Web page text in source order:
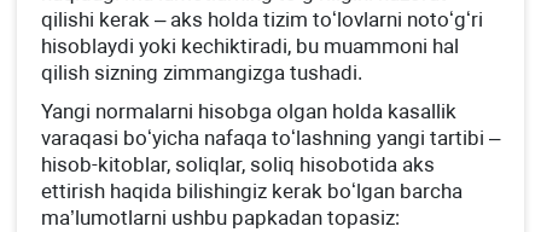
qilishi kerak – aks holda tizim toʻlovlarni notoʻgʻri
hisoblaydi yoki kechiktiradi, bu muammoni hal
qilish sizning zimmangizga tushadi.
Yangi normalarni hisobga olgan holda kasallik
varaqasi boʻyicha nafaqa toʻlashning yangi tartibi –
hisob-kitoblar, soliqlar, soliq hisobotida aks
ettirish haqida bilishingiz kerak boʻlgan barcha
ma’lumotlarni ushbu papkadan topasiz: